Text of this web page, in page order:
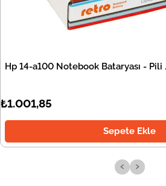
Hp 14-a100 Notebook Bataryası -
₺1.001,85
Sepete Ekle
‹ ›